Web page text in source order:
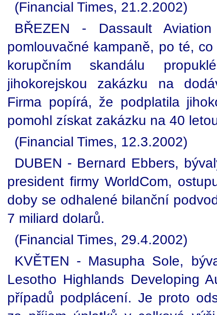
(Financial Times, 21.2.2002)
BŘEZEN - Dassault
pomlouvačné kampaně, po té,
korupčním skandálu
jihokorejskou zakázku na
Firma popírá, že podplatila
pomohl získat zakázku na 40
(Financial Times, 12.3.2002)
DUBEN - Bernard Ebbers,
president firmy WorldCom,
doby se odhalené bilanční
7 miliard dolarů.
(Financial Times, 29.4.2002)
KVĚTEN - Masupha Sole,
Lesotho Highlands Developing
případů podplácení. Je proto